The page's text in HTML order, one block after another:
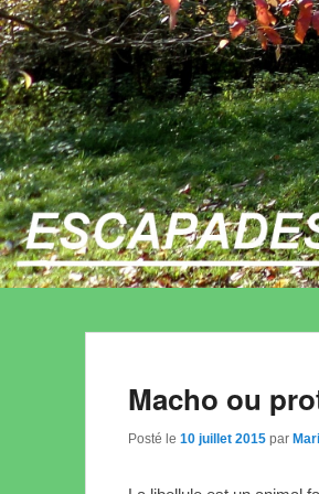
Macho ou
Posté le 10 juillet 2015 par